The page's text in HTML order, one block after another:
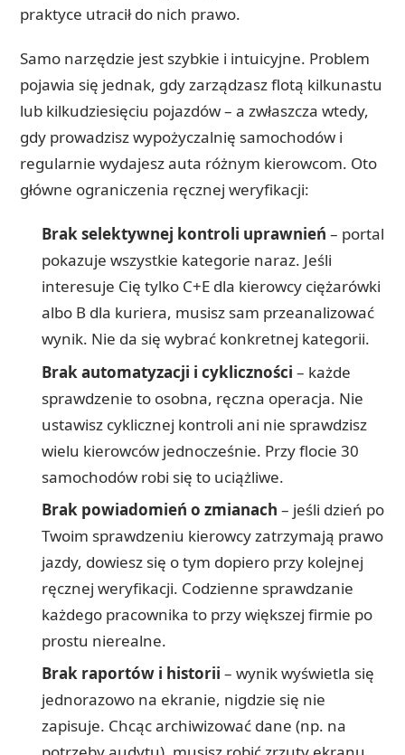
praktyce utracił do nich prawo.
Samo narzędzie jest szybkie i intuicyjne. Problem
pojawia się jednak, gdy zarządzasz flotą kilkunastu
lub kilkudziesięciu pojazdów – a zwłaszcza wtedy,
gdy prowadzisz wypożyczalnię samochodów i
regularnie wydajesz auta różnym kierowcom. Oto
główne ograniczenia ręcznej weryfikacji:
Brak selektywnej kontroli uprawnień – portal
pokazuje wszystkie kategorie naraz. Jeśli
interesuje Cię tylko C+E dla kierowcy ciężarówki
albo B dla kuriera, musisz sam przeanalizować
wynik. Nie da się wybrać konkretnej kategorii.
Brak automatyzacji i cykliczności – każde
sprawdzenie to osobna, ręczna operacja. Nie
ustawisz cyklicznej kontroli ani nie sprawdzisz
wielu kierowców jednocześnie. Przy flocie 30
samochodów robi się to uciążliwe.
Brak powiadomień o zmianach – jeśli dzień po
Twoim sprawdzeniu kierowcy zatrzymają prawo
jazdy, dowiesz się o tym dopiero przy kolejnej
ręcznej weryfikacji. Codzienne sprawdzanie
każdego pracownika to przy większej firmie po
prostu nierealne.
Brak raportów i historii – wynik wyświetla się
jednorazowo na ekranie, nigdzie się nie
zapisuje. Chcąc archiwizować dane (np. na